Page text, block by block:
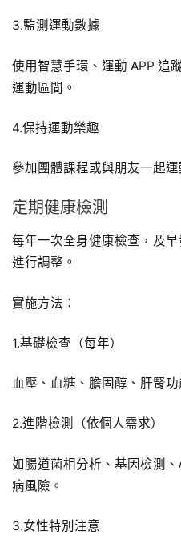
3.監測運動數據
使用智慧手環、運動 APP 追
運動區間。
4.保持運動樂趣
參加團體課程或與朋友一起運
定期健康檢測
每年一次全身健康檢查，及
進行調整。
實施方法：
1.基礎檢查（每年）
血壓、血糖、膽固醇、肝腎
2.進階檢測（依個人需求）
如腸道菌相分析、基因檢測
病風險。
3.女性特別注意